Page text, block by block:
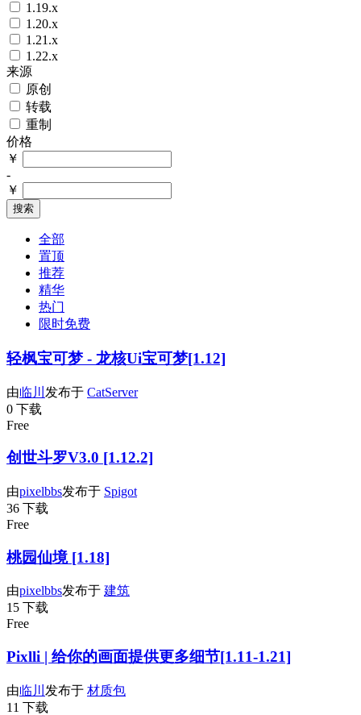
1.19.x
1.20.x
1.21.x
1.22.x
来源
原创
转载
重制
价格
￥
-
￥
搜索
全部
置顶
推荐
精华
热门
限时免费
轻枫宝可梦 - 龙核Ui宝可梦[1.12]
由临川 发布于 CatServer
0 下载
Free
创世斗罗V3.0 [1.12.2]
由pixelbbs发布于 Spigot
36 下载
Free
桃园仙境 [1.18]
由pixelbbs发布于 建筑
15 下载
Free
Pixlli | 给你的画面提供更多细节[1.11-1.21]
由临川 发布于 材质包
11 下载